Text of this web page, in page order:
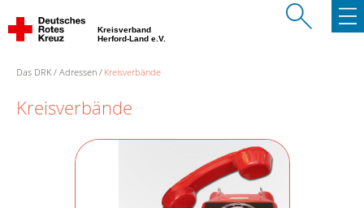
Kreisverband
Herford-Land e.V.
Das DRK Adressen Kreisverbände
Kreisverbände